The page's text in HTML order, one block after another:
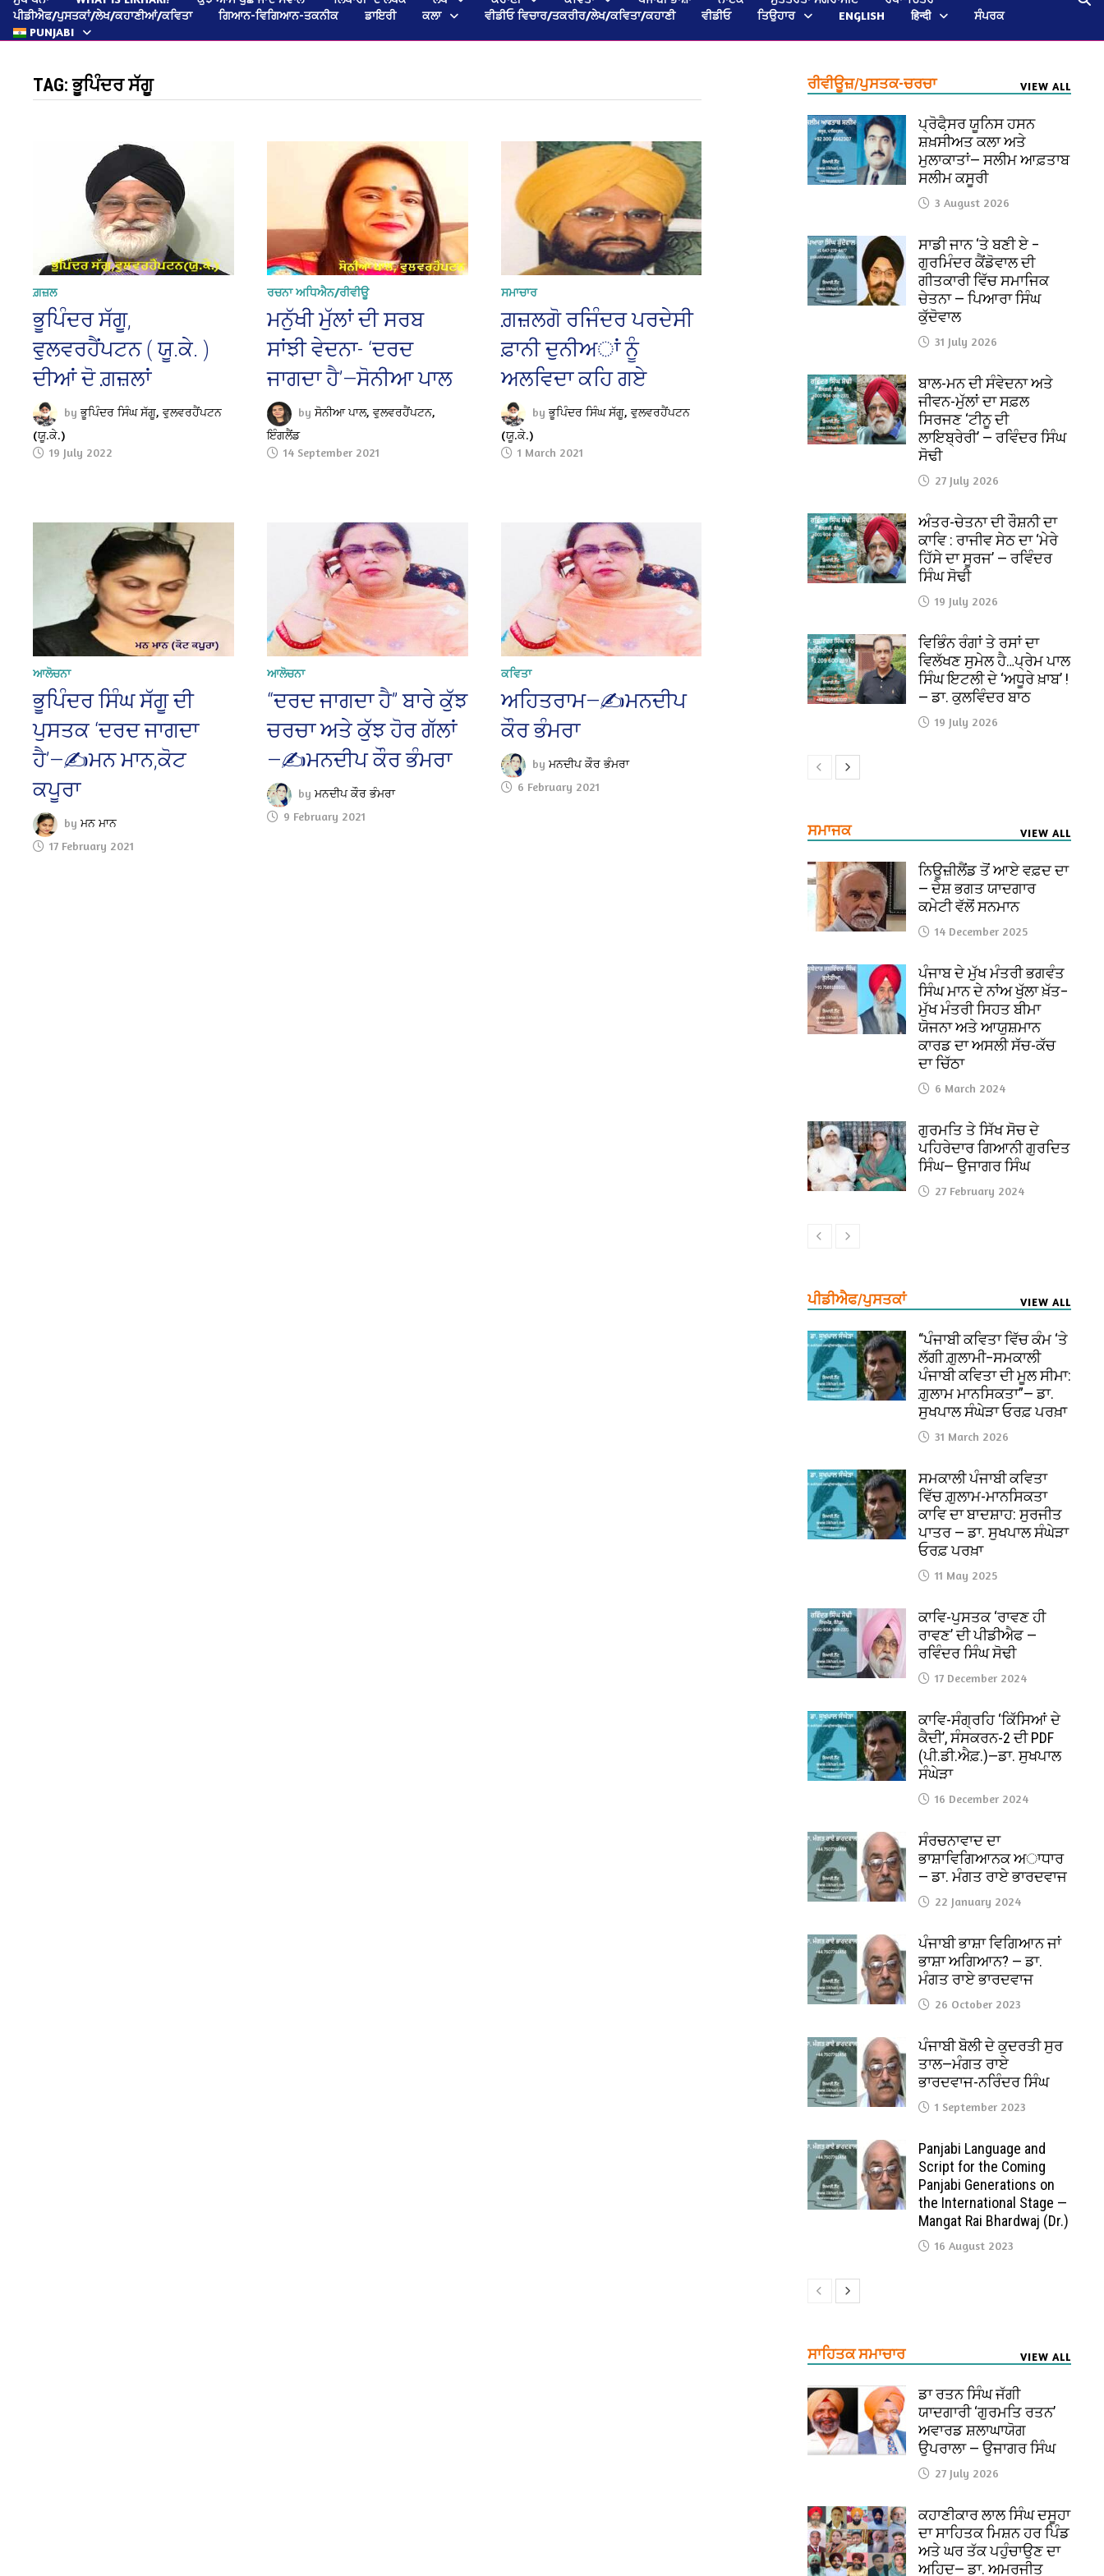
ਪੀਡੀਐਫ/ਪੁਸਤਕਾਂ/ਲੇਖ/ਕਹਾਣੀਆਂ/ਕਵਿਤਾ
ਗਿਆਨ-ਵਿਗਿਆਨ-ਤਕਨੀਕ ਡਾਇਰੀ ਕਲਾ ਵੀਡੀਓ ਵਿਚਾਰ/ਤਕਰੀਰ/ਲੇਖ/ਕਵਿਤਾ/ਕਹਾਣੀ ਵੀਡੀਓ ਤਿਉਹਾਰ ENGLISH हिन्दी
ਸੰਪਰਕ
PUNJABI
TAG:ਭੂਪਿੰਦਰ ਸੱਗੂ
ਗ਼ਜ਼ਲ
ਭੂਪਿੰਦਰ ਸੱਗੂ,
ਵੁਲਵਰਹੈਂਪਟਨ ( ਯੂ.ਕੇ. )
ਦੀਆਂ ਦੋ ਗ਼ਜ਼ਲਾਂ
byਭੂਪਿੰਦਰ ਸਿੰਘ ਸੱਗੂ, ਵੁਲਵਰਹੈਂਪਟਨ
(ਯੂ.ਕੇ.)
19 July 2022
ਰਚਨਾ ਅਧਿਐਨ/ਰੀਵੀਊ
ਮਨੁੱਖੀ ਮੁੱਲਾਂ ਦੀ ਸਰਬ
ਸਾਂਝੀ ਵੇਦਨਾ- ‘ਦਰਦ
ਜਾਗਦਾ ਹੈ’—ਸੋਨੀਆ ਪਾਲ
by ਸੋਨੀਆ ਪਾਲ, ਵੁਲਵਰਹੈਂਪਟਨ,
ਇੰਗਲੈਂਡ
14 September 2021
ਸਮਾਚਾਰ
ਗ਼ਜ਼ਲਗੋ ਰਜਿੰਦਰ ਪਰਦੇਸੀ
ਫ਼ਾਨੀ ਦੁਨੀਅਾਂ ਨੂੰ
ਅਲਵਿਦਾ ਕਹਿ ਗਏ
byਭੂਪਿੰਦਰ ਸਿੰਘ ਸੱਗੂ, ਵੁਲਵਰਹੈਂਪਟਨ
(ਯੂ.ਕੇ.)
1 March 2021
ਆਲੋਚਨਾ
ਭੂਪਿੰਦਰ ਸਿੰਘ ਸੱਗੂ ਦੀ
ਪੁਸਤਕ ‘ਦਰਦ ਜਾਗਦਾ
ਹੈ’—✍️ਮਨ ਮਾਨ,ਕੋਟ
ਕਪੂਰਾ
byਮਨ ਮਾਨ
17 February 2021
ਆਲੋਚਨਾ
“ਦਰਦ ਜਾਗਦਾ ਹੈ” ਬਾਰੇ ਕੁੱਝ
ਚਰਚਾ ਅਤੇ ਕੁੱਝ ਹੋਰ ਗੱਲਾਂ
—✍️ਮਨਦੀਪ ਕੌਰ ਭੰਮਰਾ
by ਮਨਦੀਪ ਕੌਰ ਭੰਮਰਾ
9 February 2021
ਕਵਿਤਾ
ਅਹਿਤਰਾਮ—✍️ਮਨਦੀਪ
ਕੌਰ ਭੰਮਰਾ
by ਮਨਦੀਪ ਕੌਰ ਭੰਮਰਾ
6 February 2021
ਰੀਵੀਊਜ਼/ਪੁਸਤਕ-ਚਰਚਾ VIEW ALL
ਪ੍ਰੋਫੈ਼ਸਰ ਯੂਨਿਸ ਹਸਨ
ਸ਼ਖ਼ਸੀਅਤ ਕਲਾ ਅਤੇ
ਮੁਲਾਕਾਤਾਂ— ਸਲੀਮ ਆਫ਼ਤਾਬ
ਸਲੀਮ ਕਸੂਰੀ
3 August 2026
ਸਾਡੀ ਜਾਨ ‘ਤੇ ਬਣੀ ਏ –
ਗੁਰਮਿੰਦਰ ਕੈਂਡੋਵਾਲ ਦੀ
ਗੀਤਕਾਰੀ ਵਿੱਚ ਸਮਾਜਿਕ
ਚੇਤਨਾ — ਪਿਆਰਾ ਸਿੰਘ
ਕੁੱਦੋਵਾਲ
31 July 2026
ਬਾਲ-ਮਨ ਦੀ ਸੰਵੇਦਨਾ ਅਤੇ
ਜੀਵਨ-ਮੁੱਲਾਂ ਦਾ ਸਫ਼ਲ
ਸਿਰਜਣ ‘ਟੀਨੂ ਦੀ
ਲਾਇਬ੍ਰੇਰੀ’ — ਰਵਿੰਦਰ ਸਿੰਘ
ਸੋਢੀ
27 July 2026
ਅੰਤਰ-ਚੇਤਨਾ ਦੀ ਰੌਸ਼ਨੀ ਦਾ
ਕਾਵਿ : ਰਾਜੀਵ ਸੇਠ ਦਾ ‘ਮੇਰੇ
ਹਿੱਸੇ ਦਾ ਸੂਰਜ’ — ਰਵਿੰਦਰ
ਸਿੰਘ ਸੋਢੀ
19 July 2026
ਵਿਭਿੰਨ ਰੰਗਾਂ ਤੇ ਰਸਾਂ ਦਾ
ਵਿਲੱਖਣ ਸੁਮੇਲ ਹੈ…ਪ੍ਰੇਮ ਪਾਲ
ਸਿੰਘ ਇਟਲੀ ਦੇ ‘ਅਧੂਰੇ ਖ਼ਾਬ’ !
— ਡਾ. ਕੁਲਵਿੰਦਰ ਬਾਠ
19 July 2026
ਸਮਾਜਕ VIEW ALL
ਨਿਊਜ਼ੀਲੈਂਡ ਤੋਂ ਆਏ ਵਫ਼ਦ ਦਾ
— ਦੇਸ਼ ਭਗਤ ਯਾਦਗਾਰ
ਕਮੇਟੀ ਵੱਲੋਂ ਸਨਮਾਨ
14 December 2025
ਪੰਜਾਬ ਦੇ ਮੁੱਖ ਮੰਤਰੀ ਭਗਵੰਤ
ਸਿੰਘ ਮਾਨ ਦੇ ਨਾਂਅ ਖੁੱਲਾ ਖ਼ੱਤ–
ਮੁੱਖ ਮੰਤਰੀ ਸਿਹਤ ਬੀਮਾ
ਯੋਜਨਾ ਅਤੇ ਆਯੁਸ਼ਮਾਨ
ਕਾਰਡ ਦਾ ਅਸਲੀ ਸੱਚ-ਕੱਚ
ਦਾ ਚਿੱਠਾ
6 March 2024
ਗੁਰਮਤਿ ਤੇ ਸਿੱਖ ਸੋਚ ਦੇ
ਪਹਿਰੇਦਾਰ ਗਿਆਨੀ ਗੁਰਦਿਤ
ਸਿੰਘ— ਉਜਾਗਰ ਸਿੰਘ
27 February 2024
ਪੀਡੀਐਫ/ਪੁਸਤਕਾਂ VIEW ALL
“ਪੰਜਾਬੀ ਕਵਿਤਾ ਵਿੱਚ ਕੰਮ ‘ਤੇ
ਲੱਗੀ ਗ਼ੁਲਾਮੀ–ਸਮਕਾਲੀ
ਪੰਜਾਬੀ ਕਵਿਤਾ ਦੀ ਮੂਲ ਸੀਮਾ:
ਗ਼ੁਲਾਮ ਮਾਨਸਿਕਤਾ”— ਡਾ.
ਸੁਖਪਾਲ ਸੰਘੇੜਾ ਓਰਫ਼ ਪਰਖ਼ਾ
31 March 2026
ਸਮਕਾਲੀ ਪੰਜਾਬੀ ਕਵਿਤਾ
ਵਿੱਚ ਗ਼ੁਲਾਮ-ਮਾਨਸਿਕਤਾ
ਕਾਵਿ ਦਾ ਬਾਦਸ਼ਾਹ: ਸੁਰਜੀਤ
ਪਾਤਰ — ਡਾ. ਸੁਖਪਾਲ ਸੰਘੇੜਾ
ਓਰਫ਼ ਪਰਖ਼ਾ
11 May 2025
ਕਾਵਿ-ਪੁਸਤਕ ‘ਰਾਵਣ ਹੀ
ਰਾਵਣ’ ਦੀ ਪੀਡੀਐਫ —
ਰਵਿੰਦਰ ਸਿੰਘ ਸੋਢੀ
17 December 2024
ਕਾਵਿ-ਸੰਗ੍ਰਹਿ ‘ਕਿੱਸਿਆਂ ਦੇ
ਕੈਦੀ’, ਸੰਸਕਰਨ-2 ਦੀ PDF
(ਪੀ.ਡੀ.ਐਫ਼.)—ਡਾ. ਸੁਖਪਾਲ
ਸੰਘੇੜਾ
16 December 2024
ਸੰਰਚਨਾਵਾਦ ਦਾ
ਭਾਸ਼ਾਵਿਗਿਆਨਕ ਅਾਧਾਰ
— ਡਾ. ਮੰਗਤ ਰਾਏ ਭਾਰਦਵਾਜ
22 January 2024
ਪੰਜਾਬੀ ਭਾਸ਼ਾ ਵਿਗਿਆਨ ਜਾਂ
ਭਾਸ਼ਾ ਅਗਿਆਨ? — ਡਾ.
ਮੰਗਤ ਰਾਏ ਭਾਰਦਵਾਜ
26 October 2023
ਪੰਜਾਬੀ ਬੋਲੀ ਦੇ ਕੁਦਰਤੀ ਸੁਰ
ਤਾਲ—ਮੰਗਤ ਰਾਏ
ਭਾਰਦਵਾਜ-ਨਰਿੰਦਰ ਸਿੰਘ
1 September 2023
Panjabi Language and
Script for the Coming
Panjabi Generations on
the International Stage —
Mangat Rai Bhardwaj (Dr.)
16 August 2023
ਸਾਹਿਤਕ ਸਮਾਚਾਰ VIEW ALL
ਡਾ ਰਤਨ ਸਿੰਘ ਜੱਗੀ
ਯਾਦਗਾਰੀ ‘ਗੁਰਮਤਿ ਰਤਨ’
ਅਵਾਰਡ ਸ਼ਲਾਘਾਯੋਗ
ਉਪਰਾਲਾ — ਉਜਾਗਰ ਸਿੰਘ
27 July 2026
ਕਹਾਣੀਕਾਰ ਲਾਲ ਸਿੰਘ ਦਸੂਹਾ
ਦਾ ਸਾਹਿਤਕ ਮਿਸ਼ਨ ਹਰ ਪਿੰਡ
ਅਤੇ ਘਰ ਤੱਕ ਪਹੁੰਚਾਉਣ ਦਾ
ਅਹਿਦ— ਡਾ. ਅਮਰਜੀਤ